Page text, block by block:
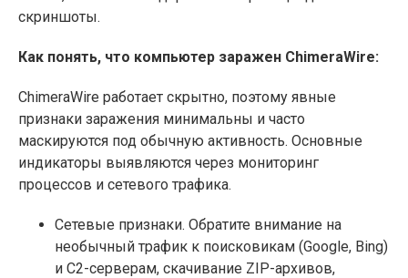
скриншоты.
Как понять, что компьютер заражен ChimeraWire:
ChimeraWire работает скрытно, поэтому явные
признаки заражения минимальны и часто
маскируются под обычную активность. Основные
индикаторы выявляются через мониторинг
процессов и сетевого трафика.
Сетевые признаки. Обратите внимание на
необычный трафик к поисковикам (Google, Bing)
и C2-серверам, скачивание ZIP-архивов,